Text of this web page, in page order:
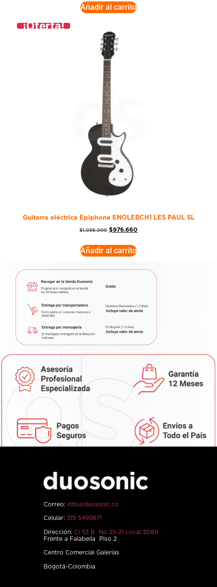
Añadir al carrito
¡Oferta!
Guitarra eléctrica Epiphone ENOLEBCH1 LES PAUL SL
$1.039.000 $976.660
Añadir al carrito
Correo: info@duosonic.co
Celular: 319 5495871
Dirección: Cl 53 B No 25-21 Local 2089
Frente a Falabella Piso 2
Centro Comercial Galerías
Bogotá-Colombia